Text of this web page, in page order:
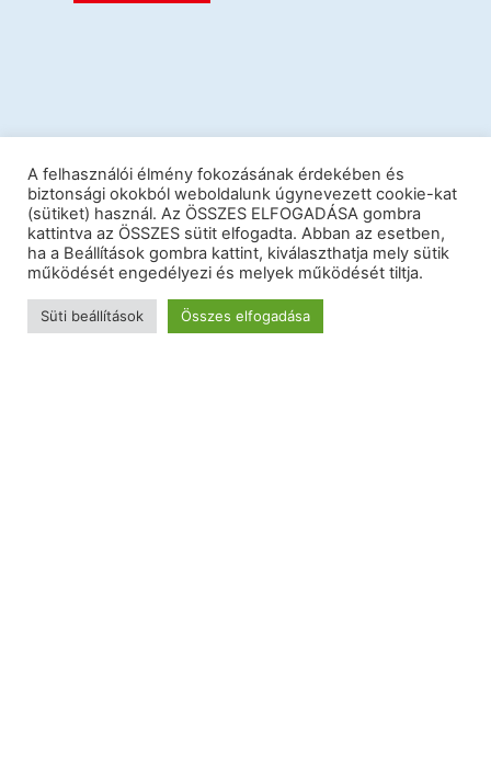
A felhasználói élmény fokozásának érdekében és
biztonsági okokból weboldalunk úgynevezett cookie-kat
(sütiket) használ. Az ÖSSZES ELFOGADÁSA gombra
kattintva az ÖSSZES sütit elfogadta. Abban az esetben,
ha a Beállítások gombra kattint, kiválaszthatja mely sütik
működését engedélyezi és melyek működését tiltja.
Süti beállítások Összes elfogadása